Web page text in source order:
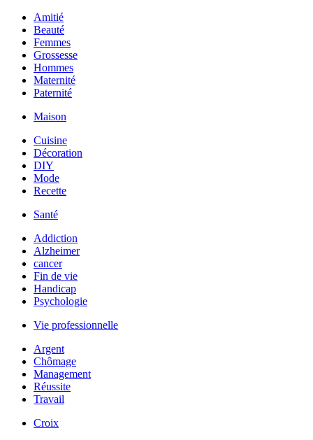
Amitié
Beauté
Femmes
Grossesse
Hommes
Maternité
Paternité
Maison
Cuisine
Décoration
DIY
Mode
Recette
Santé
Addiction
Alzheimer
cancer
Fin de vie
Handicap
Psychologie
Vie professionnelle
Argent
Chômage
Management
Réussite
Travail
Croix